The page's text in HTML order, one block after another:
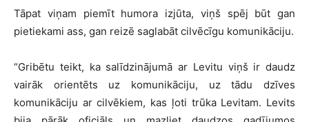
Tāpat viņam piemīt humora izjūta, viņš spēj būt gan
pietiekami ass, gan reizē saglabāt cilvēcīgu komunikāciju.
“Gribētu teikt, ka salīdzinājumā ar Levitu viņš ir daudz
vairāk orientēts uz komunikāciju, uz tādu dzīves
komunikāciju ar cilvēkiem, kas ļoti trūka Levitam. Levits